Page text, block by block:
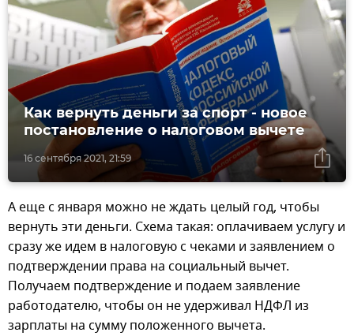
16 сентября 2021, 21:59
Как вернуть деньги за спорт - новое
постановление о налоговом вычете
А еще с января можно не ждать целый год, чтобы
вернуть эти деньги. Схема такая: оплачиваем услугу и
сразу же идем в налоговую с чеками и заявлением о
подтверждении права на социальный вычет.
Получаем подтверждение и подаем заявление
работодателю, чтобы он не удерживал НДФЛ из
зарплаты на сумму положенного вычета.